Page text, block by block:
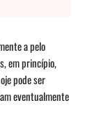
a pelo
em princípio,
pode ser
eventualmente